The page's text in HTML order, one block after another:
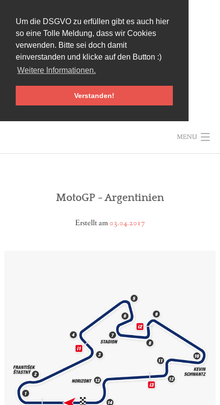
Um die DSGVO zu erfüllen gibt es auch hier
so eine Tolle Meldung, dass wir Cookies
verwenden. Bitte sei doch damit
einverstanden und klicke auf den Button :)
Weitere Informationen.
Verstanden!
MENU
VIDEO
TOUR
MotoGP - Argentinien
Erstellt am03.04.2017